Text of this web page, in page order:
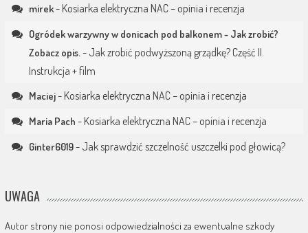
mirek- Kosiarka elektryczna NAC – opinia i recenzja
Ogródek warzywny w donicach pod balkonem - Jak zrobić?
Zobacz opis. - Jak zrobić podwyższoną grządkę? Część II.
Instrukcja + film
Maciej- Kosiarka elektryczna NAC – opinia i recenzja
Maria Pach - Kosiarka elektryczna NAC – opinia i recenzja
Ginter6019- Jak sprawdzić szczelność uszczelki pod głowicą?
UWAGA
Autor strony nie ponosi odpowiedzialności za ewentualne szkody